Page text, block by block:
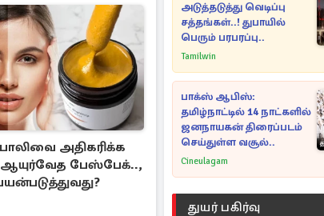
அதிகரிக்க
ஆயுர்வேத பேஸ்பேக்..,
அடுத்தடுத்து வெடிப்பு
சத்தங்கள்..! துபாயில்
பெரும் பரபரப்பு..
Tamilwin
பாக்ஸ் ஆபிஸ்:
தமிழ்நாட்டில் 14 நாட்களில்
ஜனநாயகன் திரைப்படம்
செய்துள்ள வசூல்..
Cineulagam
துயர் பகிர்வு